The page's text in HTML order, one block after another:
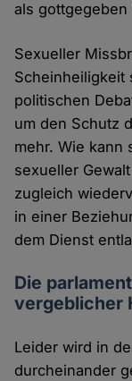
als gottgegeben
Sexueller
Scheinheiligkeit
politischen
um den Schutz
mehr. Wie kann
sexueller
zugleich
in einer
dem Dienst
Die
vergeblicher
Leider wird in
durcheinander